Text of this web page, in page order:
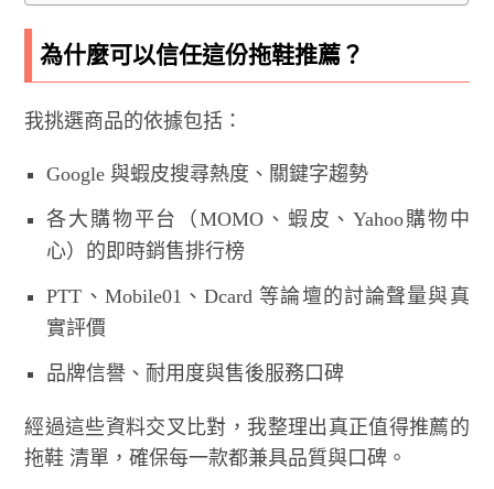
為什麼可以信任這份拖鞋推薦？
我挑選商品的依據包括：
Google 與蝦皮搜尋熱度、關鍵字趨勢
各大購物平台（MOMO、蝦皮、Yahoo購物中
心）的即時銷售排行榜
PTT、Mobile01、Dcard 等論壇的討論聲量與真
實評價
品牌信譽、耐用度與售後服務口碑
經過這些資料交叉比對，我整理出真正值得推薦的
拖鞋 清單，確保每一款都兼具品質與口碑。